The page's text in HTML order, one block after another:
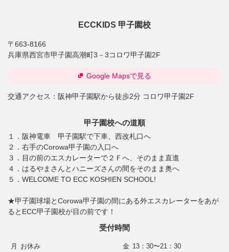
ECCKIDS 甲子園校
〒663-8166
兵庫県西宮市甲子園高潮町3－3コロワ甲子園2F
交通アクセス： 阪神甲子園駅から徒歩2分 コロワ甲子園2F
Google Mapsで見る
甲子園校への道順
１．阪神電車 甲子園駅で下車、西改札口へ
２．右手のCorowa甲子園の入口へ
３．目の前のエスカレーターで２Ｆへ、そのまま直進
４．はるやまさんとハニーズさんの間をそのまま奥へ
５．WELCOME TO ECC KOSHIEN SCHOOL!
★甲子園球場とCorowa甲子園の間にある外エスカレーターをあが
るとECC甲子園校が目の前です！
受付時間
月 お休み 金 13：30〜21：30